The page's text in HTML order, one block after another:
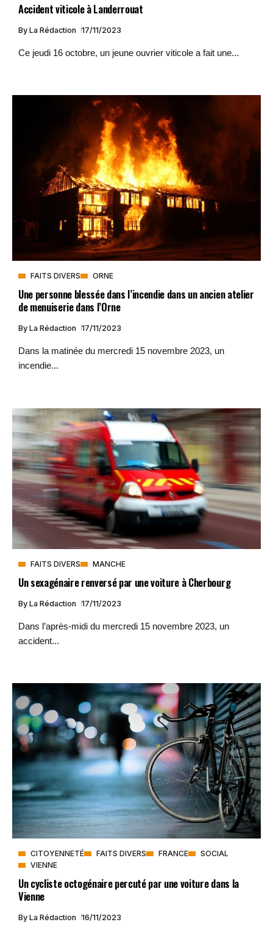
Accident viticole à Landerrouat
By La Rédaction 17/11/2023
Ce jeudi 16 octobre, un jeune ouvrier viticole a fait une...
FAITS DIVERS ORNE
Une personne blessée dans l’incendie dans un ancien atelier
de menuiserie dans l’Orne
By La Rédaction 17/11/2023
Dans la matinée du mercredi 15 novembre 2023, un
incendie...
FAITS DIVERS MANCHE
Un sexagénaire renversé par une voiture à Cherbourg
By La Rédaction 17/11/2023
Dans l’après-midi du mercredi 15 novembre 2023, un
accident...
CITOYENNETÉ FAITS DIVERS FRANCE
SOCIAL
VIENNE
Un cycliste octogénaire percuté par une voiture dans la
Vienne
By La Rédaction 16/11/2023